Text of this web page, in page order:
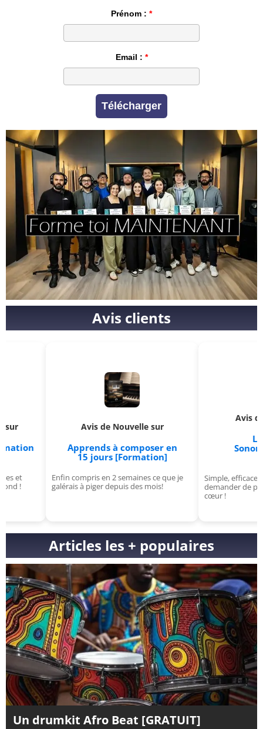
Prénom :
Email :
Télécharger
Avis clients
Avis de Nouvelle sur
Apprends à composer en
15 jours [Formation]
Enfin compris en 2 semaines ce que je
galérais à piger depuis des mois!
Avis de
Le Malefik
Sonorités
Simple, efficace et
demander de plus ? Un
Articles les + populaires
Un drumkit Afro Beat [GRATUIT]